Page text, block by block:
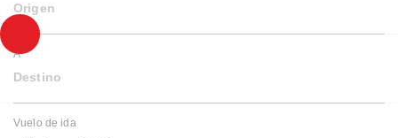
Origen
A
Destino
Vuelo de ida